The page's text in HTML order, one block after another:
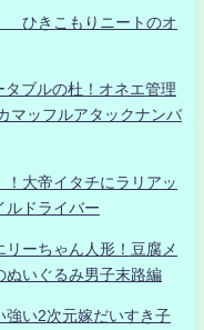
ひきこもりニートのオ
ブルの杜！オネエ管理
マッフルアタックナンバ
大帝イタチにラリアッ
ルドライバー
ーちゃん人形！豆腐メ
ぬいぐるみ男子末路編
強い2次元嫁だいすき子